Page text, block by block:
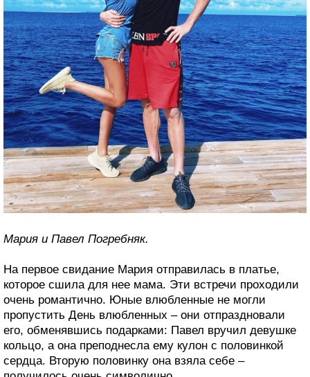
Мария и Павел Погребняк.
На первое свидание Мария отправилась в платье,
которое сшила для нее мама. Эти встречи проходили
очень романтично. Юные влюбленные не могли
пропустить День влюбленных – они отпраздновали
его, обменявшись подарками: Павел вручил девушке
кольцо, а она преподнесла ему кулон с половинкой
сердца. Вторую половинку она взяла себе –